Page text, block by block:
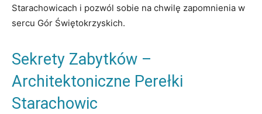
Starachowicach i pozwól sobie na chwilę zapomnienia w
sercu Gór Świętokrzyskich.
Sekrety Zabytków –
Architektoniczne Perełki
Starachowic